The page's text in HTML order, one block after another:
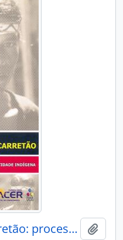
Jovens Tapuios do Carretão: processos educativos de reconstrução da identidade indígena.